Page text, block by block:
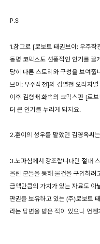
P.S
1.참고로 [로보트 태권브이: 우주
동명 코믹스도 선풍적인 인기를 끌
당히 다른 스토리와 구성을 보여
브이: 우주작전]의 검열전 오리지
이후 김형배 화백의 코믹스판 [로
더 큰 인기를 누리게 되지요.
2.훈이의 성우를 맡았던 김영옥씨
3.노파심에서 강조합니다만 절대
올린 분들을 통해 물건을 구입하려
금액만큼의 가치가 있는 자료도
판권을 보유하고 있는 (주)로보트
라는 답변을 받은 적이 있으니 언